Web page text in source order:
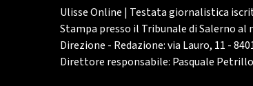
Ulisse Online | Testata giornalistica
Stampa presso il Tribunale di Salerno al
Direzione - Redazione: via Lauro, 11 -
Direttore responsabile: Pasquale Petrillo